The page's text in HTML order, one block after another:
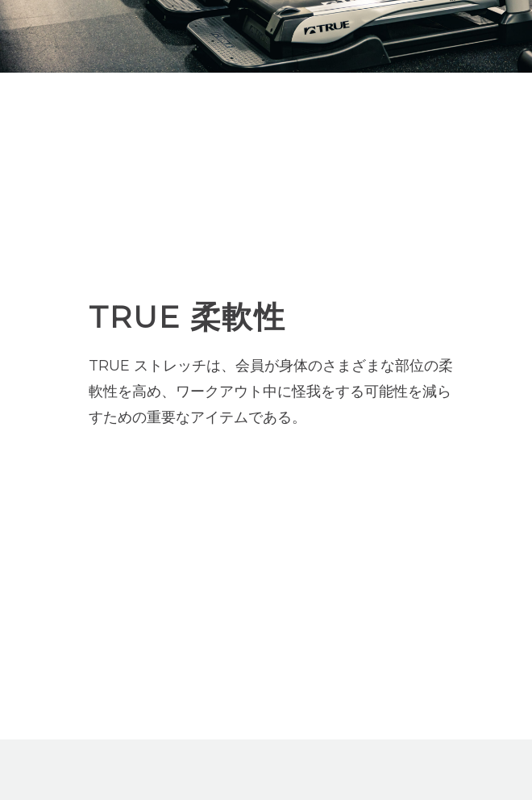
TRUE 柔軟性
TRUE ストレッチは、会員が身体のさまざまな部位の柔
軟性を高め、ワークアウト中に怪我をする可能性を減ら
すための重要なアイテムである。